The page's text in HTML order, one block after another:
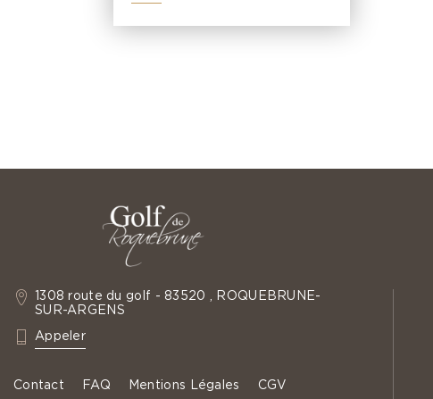
1308 route du golf - 83520 , ROQUEBRUNE-
SUR-ARGENS
: +33 4 94 19 60 35
Appeler
Contact FAQ Mentions Légales CGV